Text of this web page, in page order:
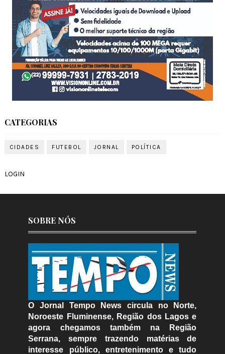
CATEGORIAS
CIDADES FUTEBOL JORNAL POLÍTICA
LOGIN
SOBRE NÓS
O Jornal Tempo News circula no Norte,
Noroeste Fluminense, Região dos Lagos e
agora chegamos também na Região
Serrana, sempre trazendo matérias de
interesse público, entretenimento e tudo